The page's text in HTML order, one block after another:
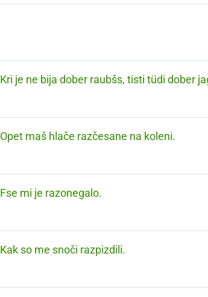
Kri je ne bija dober raubšs, tisti tüdi dober
Opet maš hlače razčesane na koleni.
Fse mi je razonegalo.
Kak so me snoči razpizdili.